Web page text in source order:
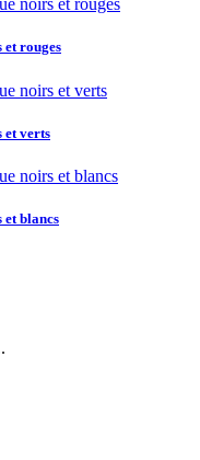
et rouges
et verts
et blancs